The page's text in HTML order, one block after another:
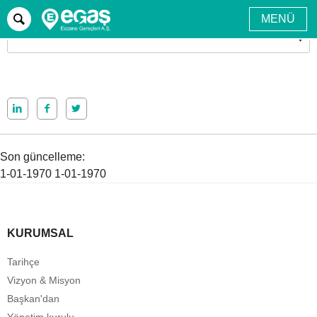
Home page Corporate
MENÜ
Son güncelleme:
1-01-1970 1-01-1970
KURUMSAL
Tarihçe
Vizyon & Misyon
Başkan'dan